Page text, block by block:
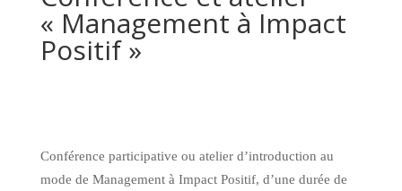
« Management à Impact
Positif »
Conférence participative ou atelier d’introduction au
mode de Management à Impact Positif, d’une durée de